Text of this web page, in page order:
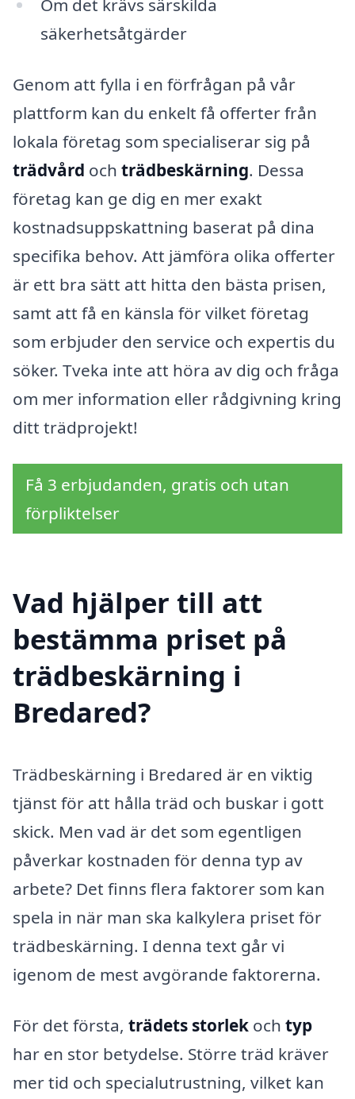
Om det krävs särskilda
säkerhetsåtgärder
Genom att fylla i en förfrågan på vår
plattform kan du enkelt få offerter från
lokala företag som specialiserar sig på
trädvård och trädbeskärning. Dessa
företag kan ge dig en mer exakt
kostnadsuppskattning baserat på dina
specifika behov. Att jämföra olika offerter
är ett bra sätt att hitta den bästa prisen,
samt att få en känsla för vilket företag
som erbjuder den service och expertis du
söker. Tveka inte att höra av dig och fråga
om mer information eller rådgivning kring
ditt trädprojekt!
Få 3 erbjudanden, gratis och utan
förpliktelser
Vad hjälper till att
bestämma priset på
trädbeskärning i
Bredared?
Trädbeskärning i Bredared är en viktig
tjänst för att hålla träd och buskar i gott
skick. Men vad är det som egentligen
påverkar kostnaden för denna typ av
arbete? Det finns flera faktorer som kan
spela in när man ska kalkylera priset för
trädbeskärning. I denna text går vi
igenom de mest avgörande faktorerna.
För det första, trädets storlek och typ
har en stor betydelse. Större träd kräver
mer tid och specialutrustning, vilket kan